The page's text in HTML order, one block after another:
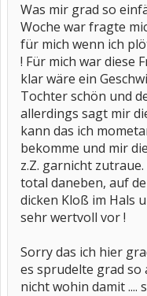
Was mir grad so
Woche war fragte
für mich wenn ich
! Für mich war diese
klar wäre ein
Tochter schön und
allerdings sagt mir
kann das ich
bekomme und mir
z.Z. garnicht
total daneben, auf
dicken Kloß im Hals
sehr wertvoll vor !
Sorry das ich hier
es sprudelte grad so
nicht wohin damit ....